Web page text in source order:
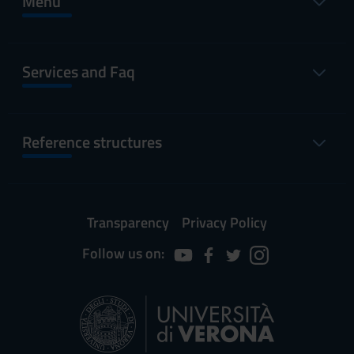
Services and Faq
Reference structures
Transparency
Privacy Policy
Follow us on: